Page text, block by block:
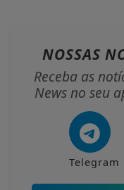
NOSSAS
Receba as
News no seu
Telegram